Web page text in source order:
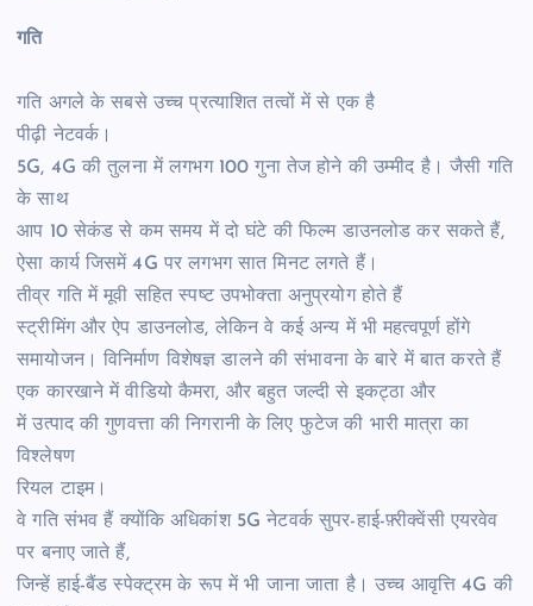
गति
गति अगले के सबसे उच्च प्रत्याशित तत्वों में से एक है
पीढ़ी नेटवर्क।
5G, 4G की तुलना में लगभग 100 गुना तेज होने की उम्मीद है। जैसी गति
के साथ
आप 10 सेकंड से कम समय में दो घंटे की फिल्म डाउनलोड कर सकते हैं,
ऐसा कार्य जिसमें 4G पर लगभग सात मिनट लगते हैं।
तीव्र गति में मूवी सहित स्पष्ट उपभोक्ता अनुप्रयोग होते हैं
स्ट्रीमिंग और ऐप डाउनलोड, लेकिन वे कई अन्य में भी महत्वपूर्ण होंगे
समायोजन। विनिर्माण विशेषज्ञ डालने की संभावना के बारे में बात करते हैं
एक कारखाने में वीडियो कैमरा, और बहुत जल्दी से इकट्ठा और
में उत्पाद की गुणवत्ता की निगरानी के लिए फुटेज की भारी मात्रा का
विश्लेषण
रियल टाइम।
वे गति संभव हैं क्योंकि अधिकांश 5G नेटवर्क सुपर-हाई-फ़्रीक्वेंसी एयरवेव
पर बनाए जाते हैं,
जिन्हें हाई-बैंड स्पेक्ट्रम के रूप में भी जाना जाता है। उच्च आवृत्ति 4G की